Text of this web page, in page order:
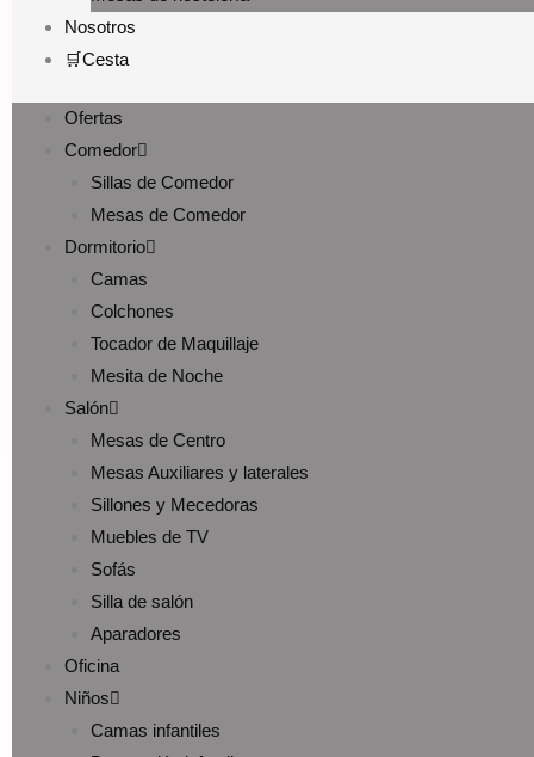
Nosotros
🛒Cesta
Ofertas
Comedor
Sillas de Comedor
Mesas de Comedor
Dormitorio
Camas
Colchones
Tocador de Maquillaje
Mesita de Noche
Salón
Mesas de Centro
Mesas Auxiliares y laterales
Sillones y Mecedoras
Muebles de TV
Sofás
Silla de salón
Aparadores
Oficina
Niños
Camas infantiles